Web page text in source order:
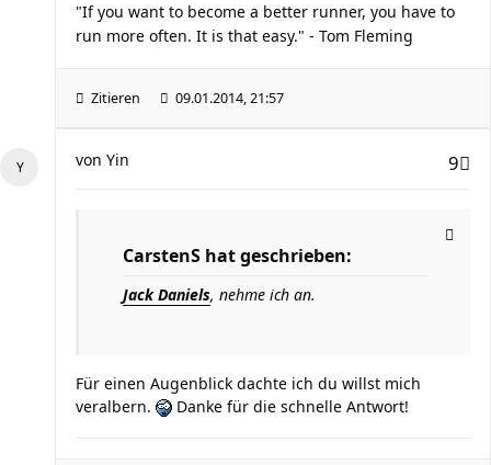
"If you want to become a better runner, you have to
run more often. It is that easy." - Tom Fleming
Zitieren 09.01.2014, 21:57
9
von Yin
CarstenS hat geschrieben:
Jack Daniels, nehme ich an.
Für einen Augenblick dachte ich du willst mich
veralbern.
Danke für die schnelle Antwort!